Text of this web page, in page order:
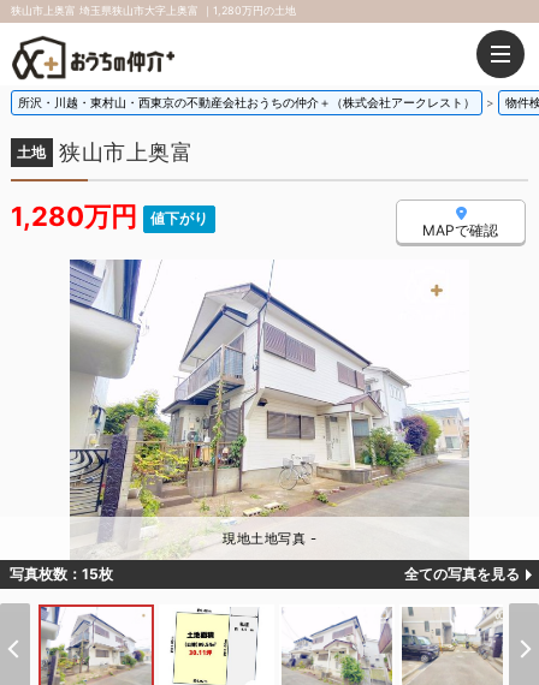
狭山市上奥富 埼玉県狭山市大字上奥富 ｜1,280万円の土地
所沢・川越・東村山・西東京の不動産会社おうちの仲介＋（株式会社アークレスト） 物件
土地 狭山市上奥富
1,280万円 値下がり
MAPで確認
現地土地写真 -
写真枚数：15枚 全ての写真を見る